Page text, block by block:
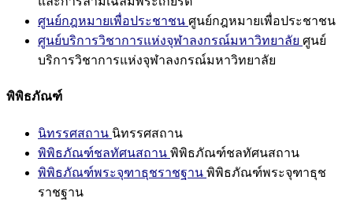
ศูนย์กฎหมายเพื่อประชาชน ศูนย์กฎหมายเพื่อประชาชน
ศูนย์บริการวิชาการแห่งจุฬาลงกรณ์มหาวิทยาลัย ศูนย์
บริการวิชาการแห่งจุฬาลงกรณ์มหาวิทยาลัย
พิพิธภัณฑ์
นิทรรศสถาน นิทรรศสถาน
พิพิธภัณฑ์ชลทัศนสถาน พิพิธภัณฑ์ชลทัศนสถาน
พิพิธภัณฑ์พระจุฑาธุชราชฐาน พิพิธภัณฑ์พระจุฑาธุช
ราชฐาน